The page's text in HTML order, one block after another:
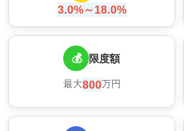
3.0%～18.0%
💰 限度額
最大800万円